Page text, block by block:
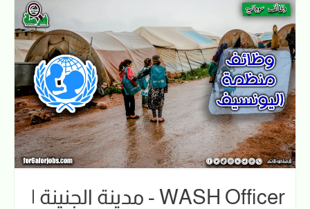
WASH Officer - مدينة الجنينة |